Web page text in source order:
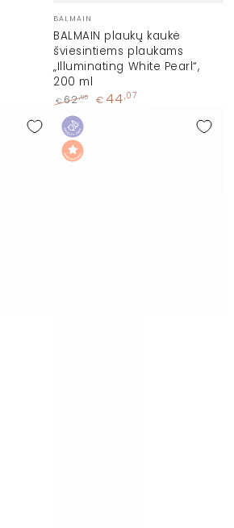
Prekinis
ženklas:
BALMAIN
BALMAIN plaukų kaukė
šviesintiems plaukams
„Illuminating White Pearl“,
200 ml
Įprasta
kaina
€ 62,95 € 44,07